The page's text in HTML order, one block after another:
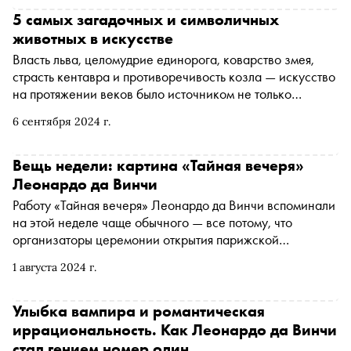
6 сентября 2024 г.
5 самых загадочных и символичных
животных в искусстве
Власть льва, целомудрие единорога, коварство змея,
страсть кентавра и противоречивость козла — искусство
на протяжении веков было источником не только
посланий. «Сноб» выбрал пять самых загадочных
вкладывали художники в их изображение
1 августа 2024 г.
Вещь недели: картина «Тайная вечеря»
Леонардо да Винчи
Работу «Тайная вечеря» Леонардо да Винчи вспоминали
на этой неделе чаще обычного — все потому, что
организаторы церемонии открытия парижской
шедевр украшает стену трапезной монастыря Санта-
веков. За это время картина пережила незадачливых
монахов-плотников, наполеоновское нашествие и потоп,
но выжила и продолжает притягивает к себе миллионы
Улыбка вампира и романтическая
иррациональность. Как Леонардо да Винчи